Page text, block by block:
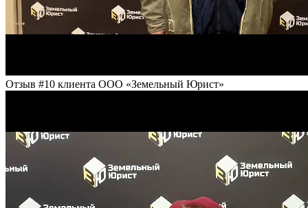
Отзыв #10 клиента ООО «Земельный Юрист»